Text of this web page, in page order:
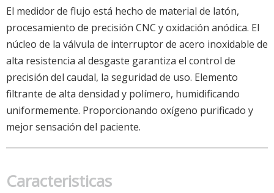
El medidor de flujo está hecho de material de latón,
procesamiento de precisión CNC y oxidación anódica. El
núcleo de la válvula de interruptor de acero inoxidable de
alta resistencia al desgaste garantiza el control de
precisión del caudal, la seguridad de uso. Elemento
filtrante de alta densidad y polímero, humidificando
uniformemente. Proporcionando oxígeno purificado y
mejor sensación del paciente.
Caracteristicas